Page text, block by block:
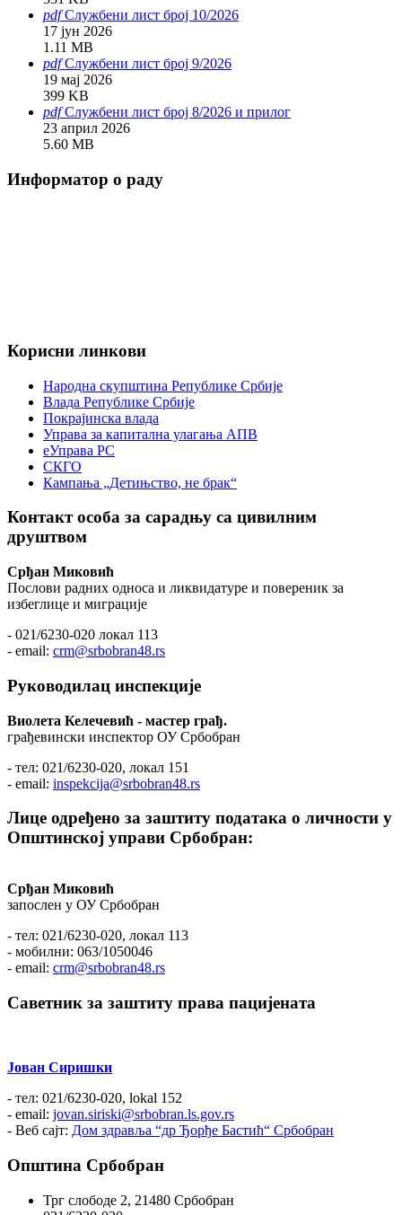
pdf Службени лист број 10/2026
17 јун 2026
1.11 MB
pdf Службени лист број 9/2026
19 мај 2026
399 KB
pdf Службени лист број 8/2026 и прилог
23 април 2026
5.60 MB
Информатор о раду
Корисни линкови
Народна скупштина Републике Србије
Влада Републике Србије
Покрајинска влада
Управа за капитална улагања АПВ
еУправа РС
СКГО
Кампања „Детињство, не брак“
Контакт особа за сарадњу са цивилним
друштвом
Срђан Миковић
Послови радних односа и ликвидатуре и повереник за
избеглице и миграције
- 021/6230-020 локал 113
- email: crm@srbobran48.rs
Руководилац инспекције
Виолета Келечевић - мастер грађ.
грађевински инспектор ОУ Србобран
- тел: 021/6230-020, локал 151
- email: inspekcija@srbobran48.rs
Лице одређено за заштиту података о личности у
Општинској управи Србобран:
Срђан Миковић
запослен у ОУ Србобран
- тел: 021/6230-020, локал 113
- мобилни: 063/1050046
- email: crm@srbobran48.rs
Саветник за заштиту права пацијената
Јован Сиришки
- тел: 021/6230-020, lokal 152
- email: jovan.siriski@srbobran.ls.gov.rs
- Веб сајт: Дом здравља “др Ђорђе Бастић“ Србобран
Општина Србобран
Трг слободе 2, 21480 Србобран